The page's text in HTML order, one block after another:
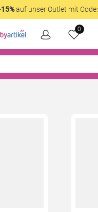
auf unser Outlet mit Code:
0